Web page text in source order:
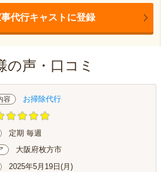
事代行キャストに登録
の声・口コミ
容 お掃除代行
定期 毎週
大阪府枚方市
2025年5月19日(月)